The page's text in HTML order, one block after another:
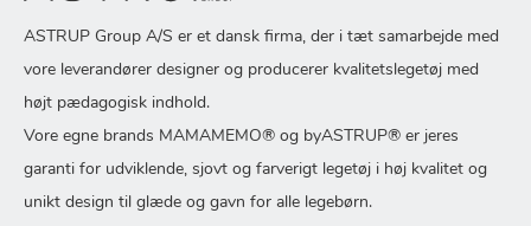
ASTRUP Group A/S er et dansk firma, der i tæt samarbejde med
vore leverandører designer og producerer kvalitetslegetøj med
højt pædagogisk indhold.
Vore egne brands MAMAMEMO® og byASTRUP® er jeres
garanti for udviklende, sjovt og farverigt legetøj i høj kvalitet og
unikt design til glæde og gavn for alle legebørn.